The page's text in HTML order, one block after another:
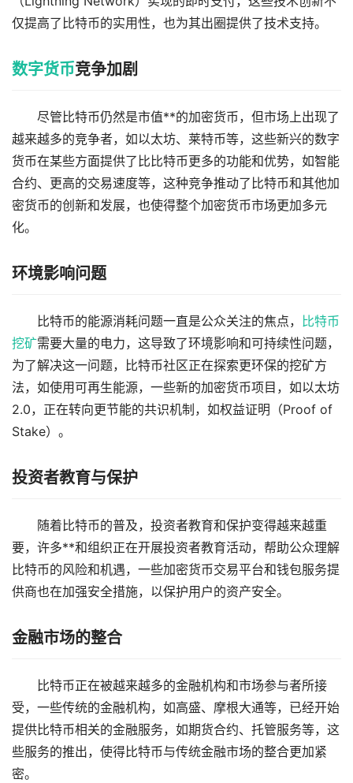
仅提高了比特币的实用性，也为其出圈提供了技术支持。
数字货币竞争加剧
尽管比特币仍然是市值**的加密货币，但市场上出现了
越来越多的竞争者，如以太坊、莱特币等，这些新兴的数字
货币在某些方面提供了比比特币更多的功能和优势，如智能
合约、更高的交易速度等，这种竞争推动了比特币和其他加
密货币的创新和发展，也使得整个加密货币市场更加多元
化。
环境影响问题
比特币的能源消耗问题一直是公众关注的焦点，
比特币
挖矿需要大量的电力，这导致了环境影响和可持续性问题，
为了解决这一问题，比特币社区正在探索更环保的挖矿方
法，如使用可再生能源，一些新的加密货币项目，如以太坊
2.0，正在转向更节能的共识机制，如权益证明（Proof of
Stake）。
投资者教育与保护
随着比特币的普及，投资者教育和保护变得越来越重
要，许多**和组织正在开展投资者教育活动，帮助公众理解
比特币的风险和机遇，一些加密货币交易平台和钱包服务提
供商也在加强安全措施，以保护用户的资产安全。
金融市场的整合
比特币正在被越来越多的金融机构和市场参与者所接
受，一些传统的金融机构，如高盛、摩根大通等，已经开始
提供比特币相关的金融服务，如期货合约、托管服务等，这
些服务的推出，使得比特币与传统金融市场的整合更加紧
密。